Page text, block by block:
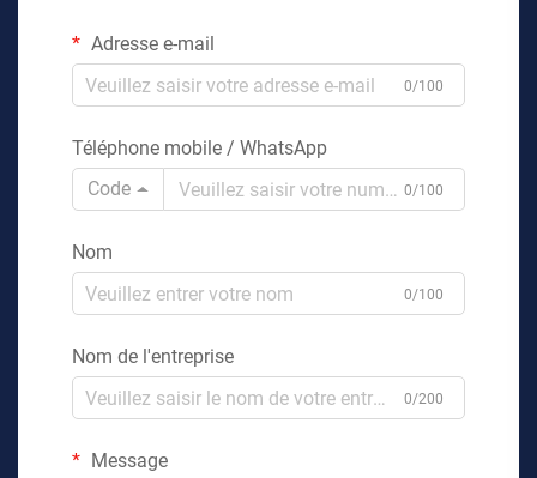
Adresse e-mail
0/100
Téléphone mobile / WhatsApp
Code
0/100
Nom
0/100
Nom de l'entreprise
0/200
Message